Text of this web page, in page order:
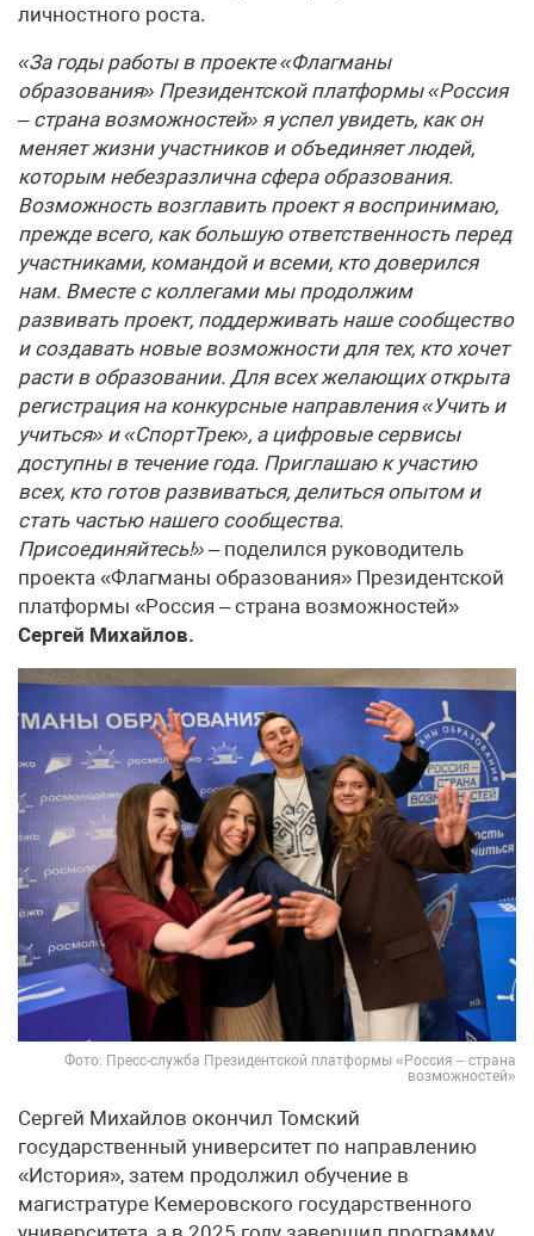
личностного роста.
«За годы работы в проекте «Флагманы
образования» Президентской платформы «Россия
– страна возможностей» я успел увидеть, как он
меняет жизни участников и объединяет людей,
которым небезразлична сфера образования.
Возможность возглавить проект я воспринимаю,
прежде всего, как большую ответственность перед
участниками, командой и всеми, кто доверился
нам. Вместе с коллегами мы продолжим
развивать проект, поддерживать наше сообщество
и создавать новые возможности для тех, кто хочет
расти в образовании. Для всех желающих открыта
регистрация на конкурсные направления «Учить и
учиться» и «СпортТрек», а цифровые сервисы
доступны в течение года. Приглашаю к участию
всех, кто готов развиваться, делиться опытом и
стать частью нашего сообщества.
Присоединяйтесь!» – поделился руководитель
проекта «Флагманы образования» Президентской
платформы «Россия – страна возможностей»
Сергей Михайлов.
Фото: Пресс-служба Президентской платформы «Россия – страна
возможностей»
Сергей Михайлов окончил Томский
государственный университет по направлению
«История», затем продолжил обучение в
магистратуре Кемеровского государственного